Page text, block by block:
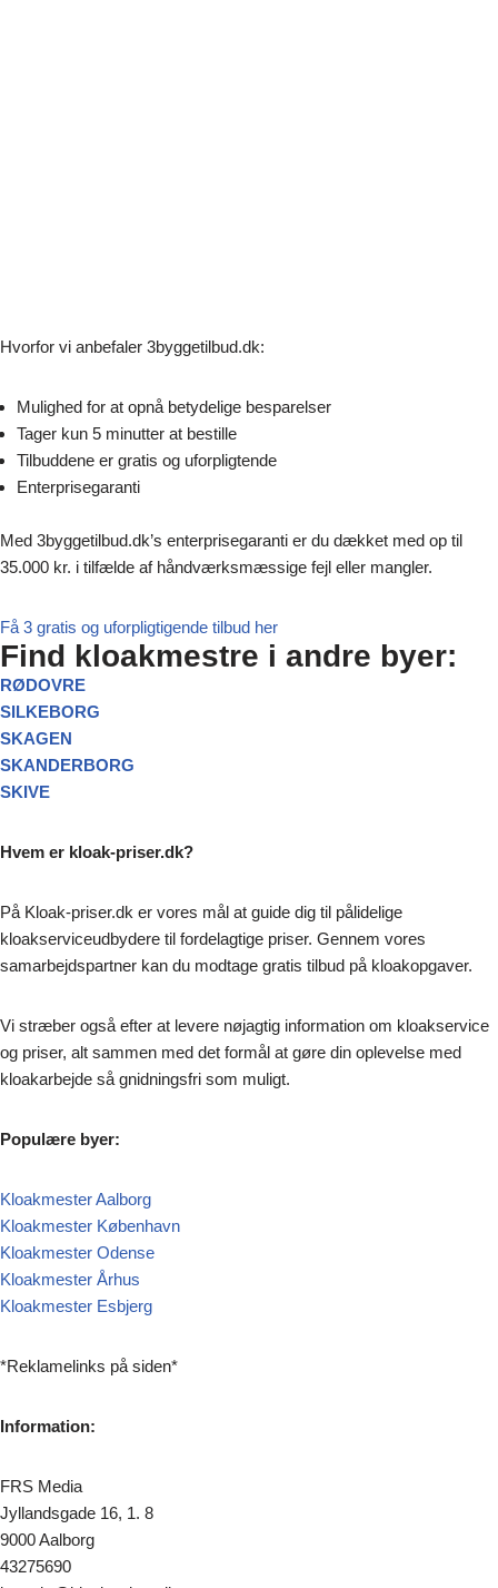
Hvorfor vi anbefaler 3byggetilbud.dk:
Mulighed for at opnå betydelige besparelser
Tager kun 5 minutter at bestille
Tilbuddene er gratis og uforpligtende
Enterprisegaranti
Med 3byggetilbud.dk’s enterprisegaranti er du dækket med op til
35.000 kr. i tilfælde af håndværksmæssige fejl eller mangler.
Få 3 gratis og uforpligtigende tilbud her
Find kloakmestre i andre byer:
RØDOVRE
SILKEBORG
SKAGEN
SKANDERBORG
SKIVE
Hvem er kloak-priser.dk?
På Kloak-priser.dk er vores mål at guide dig til pålidelige
kloakserviceudbydere til fordelagtige priser. Gennem vores
samarbejdspartner kan du modtage gratis tilbud på kloakopgaver.
Vi stræber også efter at levere nøjagtig information om kloakservice
og priser, alt sammen med det formål at gøre din oplevelse med
kloakarbejde så gnidningsfri som muligt.
Populære byer:
Kloakmester Aalborg
Kloakmester København
Kloakmester Odense
Kloakmester Århus
Kloakmester Esbjerg
*Reklamelinks på siden*
Information:
FRS Media
Jyllandsgade 16, 1. 8
9000 Aalborg
43275690